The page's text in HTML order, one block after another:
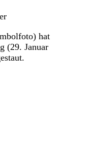
hat
(29. Januar